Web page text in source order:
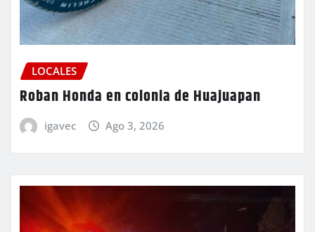
LOCALES
Roban Honda en colonia de Huajuapan
igavec Ago 3, 2026